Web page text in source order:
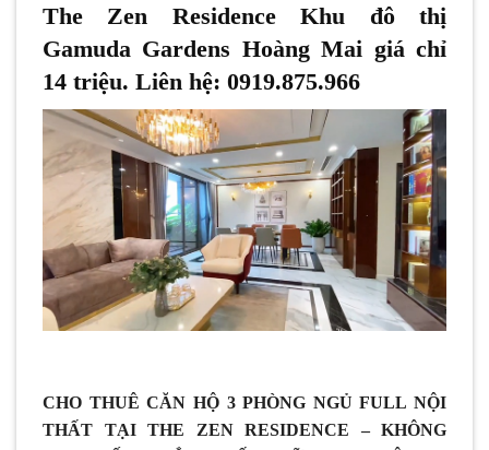
The Zen Residence Khu đô thị
Gamuda Gardens Hoàng Mai giá chỉ
14 triệu. Liên hệ: 0919.875.966
CHO THUÊ CĂN HỘ 3 PHÒNG NGỦ FULL NỘI
THẤT TẠI THE ZEN RESIDENCE – KHÔNG